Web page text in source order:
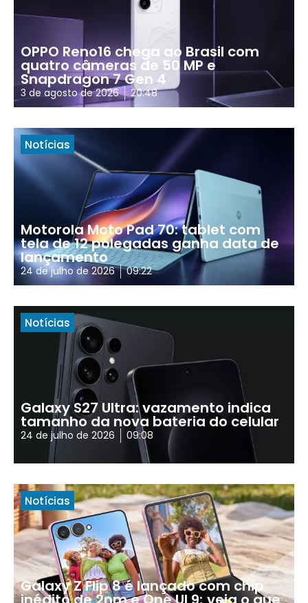
OPPO Reno16 chega ao Brasil com
quatro câmeras de 50 MP e
Snapdragon 7 Gen 4
3 de agosto de 2026 20:48
Notícias
Motorola Moto Pad 70: tablet com
tela de 12 polegadas ganha data de
lançamento
24 de julho de 2026 09:22
Notícias
Galaxy S27 Ultra: vazamento indica
tamanho da nova bateria do celular
24 de julho de 2026 09:08
Notícias
Galaxy Z Flip 8 é lançado com chip